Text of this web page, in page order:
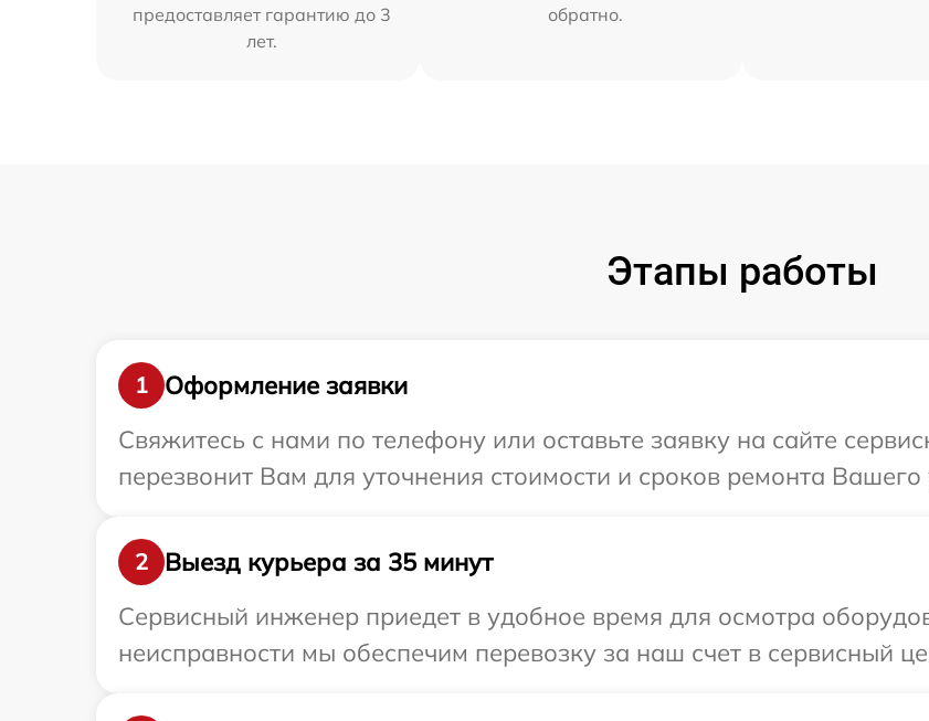
предоставляет гарантию до 3
лет.
обратно.
Этапы работы
1
Оформление заявки
Свяжитесь с нами по телефону или оставьте заявку на сайте
перезвонит Вам для уточнения стоимости и сроков ремонта Вашего
2
Выезд курьера за 35 минут
Сервисный инженер приедет в удобное время для осмотра
неисправности мы обеспечим перевозку за наш счет в сервисный